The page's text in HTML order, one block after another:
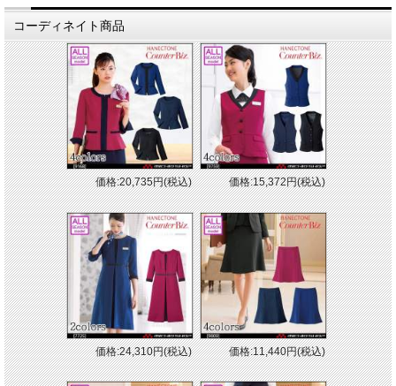
コーディネイト商品
価格:20,735円(税込) 価格:15,372円(税込)
価格:24,310円(税込) 価格:11,440円(税込)